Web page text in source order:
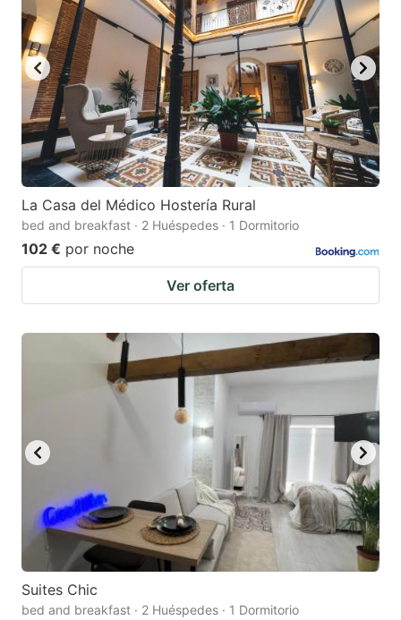
La Casa del Médico Hostería Rural
bed and breakfast · 2 Huéspedes · 1 Dormitorio
102 € por noche
Ver oferta
Suites Chic
bed and breakfast · 2 Huéspedes · 1 Dormitorio